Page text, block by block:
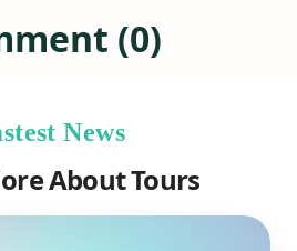
(0)
News
About Tours